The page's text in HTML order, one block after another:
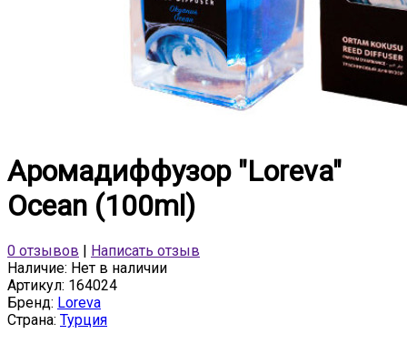
Аромадиффузор "Loreva"
Ocean (100ml)
0 отзывов
Написать отзыв
Наличие: Нет в наличии
Артикул: 164024
Бренд: Loreva
Страна: Турция